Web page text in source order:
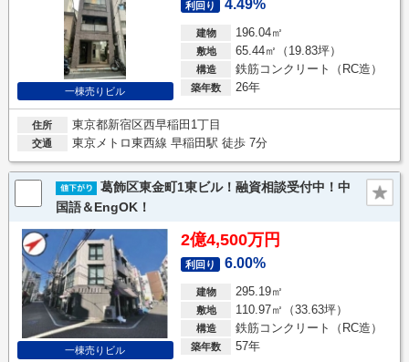
一棟売りビル
利回り 4.49%
建物 196.04㎡
敷地 65.44㎡（19.83坪）
構造 鉄筋コンクリート（RC造）
築年数 26年
住所 東京都新宿区西早稲田1丁目
交通 東京メトロ東西線 早稲田駅 徒歩 7分
葛飾区東金町1東ビル！融資相談受付中！中
国語＆EngOK！
一棟売りビル
2億4,500万円
利回り 6.00%
建物 295.19㎡
敷地 110.97㎡（33.63坪）
構造 鉄筋コンクリート（RC造）
築年数 57年